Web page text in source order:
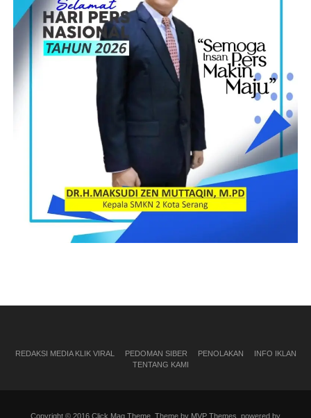
REDAKSI MEDIA KLIK VIRAL PEDOMAN SIBER PENOLAKAN
INFO IKLAN
TENTANG KAMI
Copyright © 2016 Click Mag Theme. Theme by MVP Themes, powered by